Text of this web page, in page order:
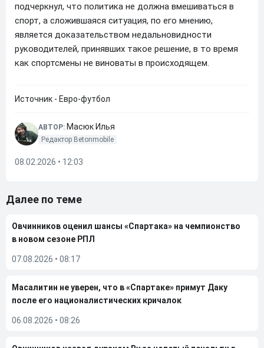
подчеркнул, что политика не должна вмешиваться в
спорт, а сложившаяся ситуация, по его мнению,
является доказательством недальновидности
руководителей, принявших такое решение, в то время
как спортсмены не виноваты в происходящем.
Источник - Евро-футбол
АВТОР: Масюк Илья
Редактор Betonmobile
08.02.2026 • 12:03
Далее по теме
Овчинников оценил шансы «Спартака» на чемпионство
в новом сезоне РПЛ
07.08.2026 • 08:17
Масалитин не уверен, что в «Спартаке» примут Даку
после его националистических кричалок
06.08.2026 • 08:26